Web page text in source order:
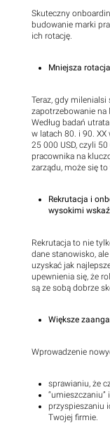
Skuteczny
budowanie marki
ich rotację.
Mniejsza
Teraz, gdy
zapotrzebowanie na
Według badań
w latach 80. i 90.
25 000 USD, czyli
pracownika na
zarządu, może się
Rekrutacja i
wysokimi
Rekrutacja to nie
dane stanowisko,
uzyskać jak
upewnienia się, że
są ze sobą dobrze
Większe
Wprowadzenie
sprawianiu, że
“umieszczaniu”
przyspieszaniu
Twojej firmie.